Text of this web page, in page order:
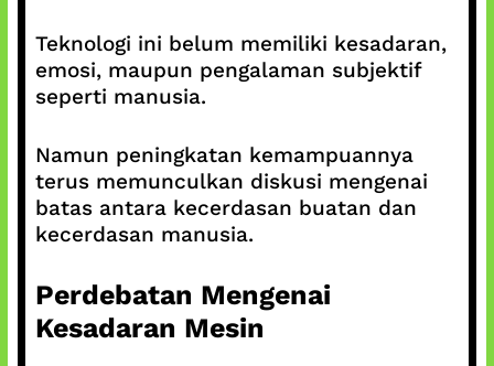
Teknologi ini belum memiliki kesadaran,
emosi, maupun pengalaman subjektif
seperti manusia.
Namun peningkatan kemampuannya
terus memunculkan diskusi mengenai
batas antara kecerdasan buatan dan
kecerdasan manusia.
Perdebatan Mengenai
Kesadaran Mesin